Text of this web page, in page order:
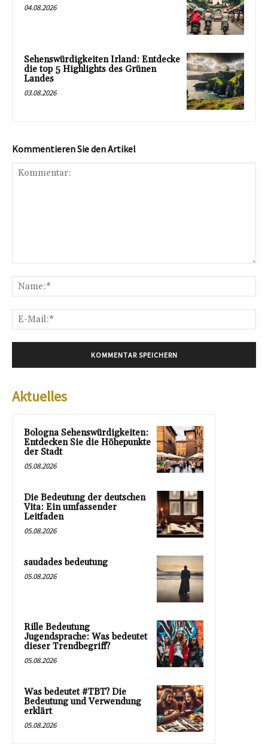
04.08.2026
Sehenswürdigkeiten Irland: Entdecke
die top 5 Highlights des Grünen
Landes
03.08.2026
Kommentieren Sie den Artikel
Aktuelles
Bologna Sehenswürdigkeiten:
Entdecken Sie die Höhepunkte
der Stadt
05.08.2026
Die Bedeutung der deutschen
Vita: Ein umfassender
Leitfaden
05.08.2026
saudades bedeutung
05.08.2026
Rille Bedeutung
Jugendsprache: Was bedeutet
dieser Trendbegriff?
05.08.2026
Was bedeutet #TBT? Die
Bedeutung und Verwendung
erklärt
05.08.2026